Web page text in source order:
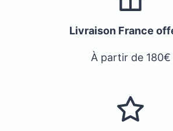
Livraison France
À partir de 180€